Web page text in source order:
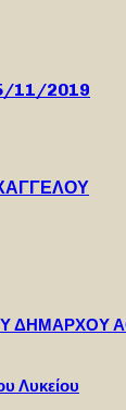
11/2019
ΔΗΜΑΡΧΟΥ
Λυκείου